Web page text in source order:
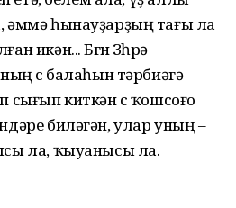
һынауҙарҙың тағы ла
икән... Бөгөн Зөһрә
өс балаһын тәрбиәгә
киткән өс ҡошсоғо
биләгән, улар уның –
ла, ҡыуанысы ла.